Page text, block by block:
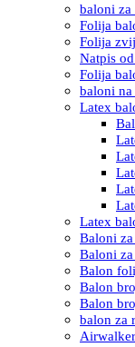
baloni za
Folija
Folija
Natpis
Folija
baloni na
Latex
Latex
Baloni
Baloni
Balon
Balon
Balon
balon za
Airwalker